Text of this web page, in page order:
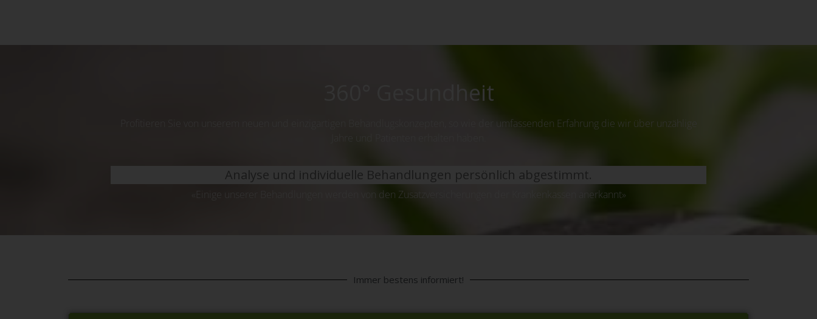
360° Gesundheit
Profitieren Sie von unserem neuen und einzigartigen Behandlugskonzepten, so wie der umfassenden Erfahrung die wir über unzählige
Analyse und individuelle Behandlungen persönlich abgestimmt.
«Einige unserer Behandlungen werden von den Zusatzversicherungen der Krankenkassen anerkannt»
Immer bestens informiert!